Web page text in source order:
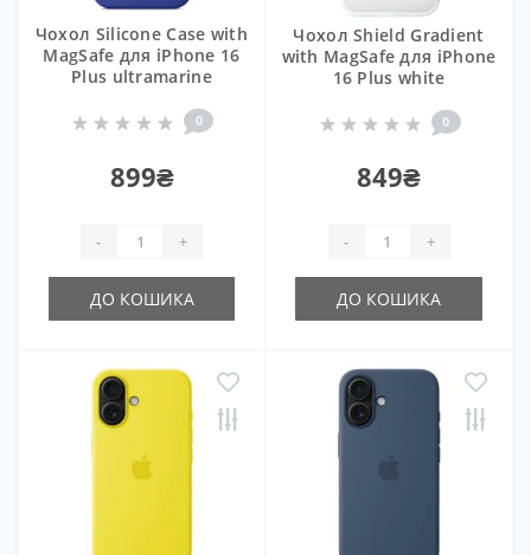
Чохол Silicone Case with
MagSafe для iPhone 16
Plus ultramarine
0
899₴
- +
ДО КОШИКА
Чохол Shield Gradient
with MagSafe для iPhone
16 Plus white
0
849₴
- +
ДО КОШИКА